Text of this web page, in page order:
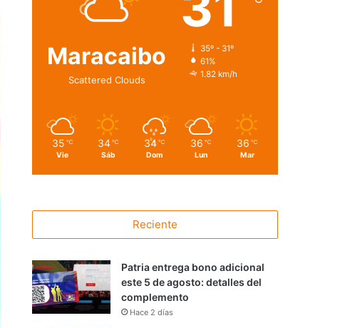
Maracaibo
Scattered Clouds
35º - 31º
61%
1.82 km/h
35 ℃
Vie
34 ℃
Sáb
34 ℃
Dom
36 ℃
Lun
36 ℃
Mar
Reciente
Patria entrega bono adicional
este 5 de agosto: detalles del
complemento
Hace 2 días